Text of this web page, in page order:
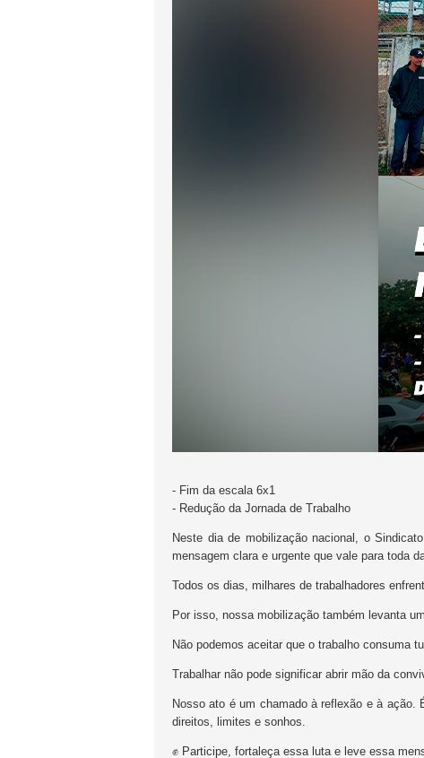
- Fim da escala 6x1
- Redução da Jornada de Trabalho
Neste dia de mobilização nacional, o
mensagem clara e urgente que vale para toda
Todos os dias, milhares de trabalhadores
Por isso, nossa mobilização também levanta
Não podemos aceitar que o trabalho consuma
Trabalhar não pode significar abrir mão da
Nosso ato é um chamado à reflexão e à
direitos, limites e sonhos.
✊ Participe, fortaleça essa luta e leve essa